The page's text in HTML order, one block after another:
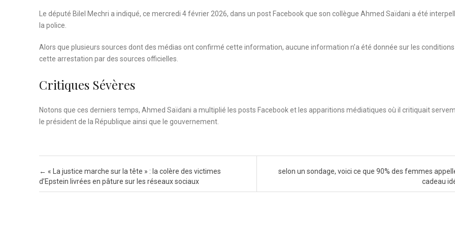
Le député Bilel Mechri a indiqué, ce mercredi 4 février 2026, dans un post Facebook que son collègue Ahmed Saïdani a été
la police.
Alors que plusieurs sources dont des médias ont confirmé cette information, aucune information n’a été donnée sur les
cette arrestation par des sources officielles.
Critiques Sévères
Notons que ces derniers temps, Ahmed Saïdani a multiplié les posts Facebook et les apparitions médiatiques où il critiquait
le président de la République ainsi que le gouvernement.
Post navigation
← « La justice marche sur la tête » : la colère des victimes
d’Epstein livrées en pâture sur les réseaux sociaux
selon un sondage, voici ce que 90% des femmes
cadeau